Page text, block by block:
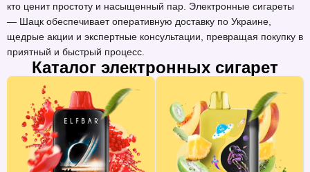
кто ценит простоту и насыщенный пар. Электронные сигареты
— Шацк обеспечивает оперативную доставку по Украине,
щедрые акции и экспертные консультации, превращая покупку в
приятный и быстрый процесс.
Каталог электронных сигарет